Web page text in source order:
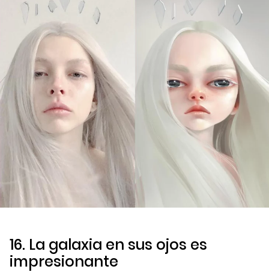
16. La galaxia en sus ojos es
impresionante